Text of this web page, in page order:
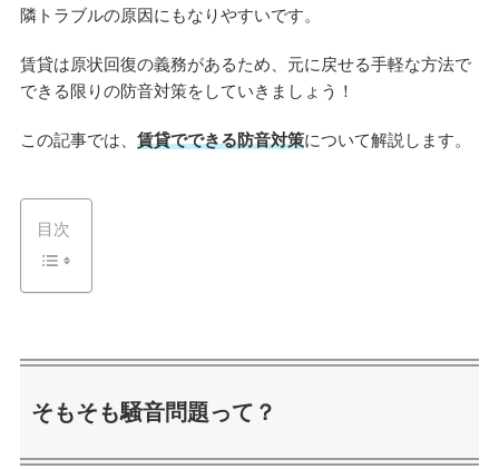
隣トラブルの原因にもなりやすいです。
賃貸は原状回復の義務があるため、元に戻せる手軽な方法で
できる限りの防音対策をしていきましょう！
この記事では、 賃貸でできる防音対策について解説します。
目次
そもそも騒音問題って？